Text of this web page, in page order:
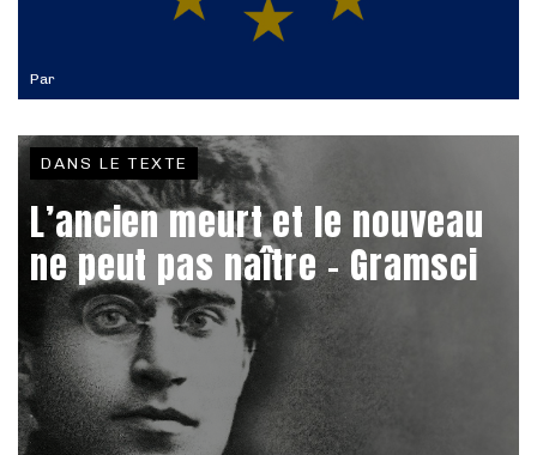
Par
DANS LE TEXTE
L’ancien meurt et le nouveau
ne peut pas naître - Gramsci